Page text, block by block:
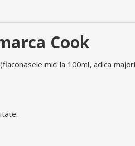
Cook
mici la 100ml, adica